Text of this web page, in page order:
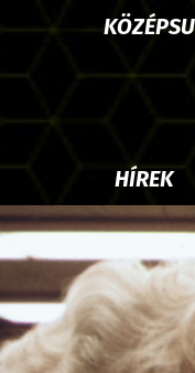
HÍREK